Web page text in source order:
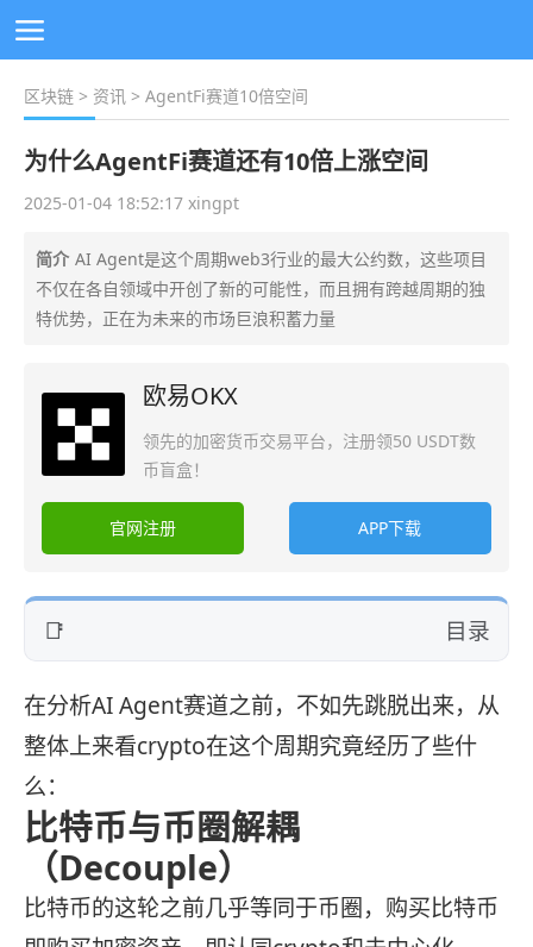
区块链 > 资讯 > AgentFi赛道10倍空间
为什么AgentFi赛道还有10倍上涨空间
2025-01-04 18:52:17 xingpt
简介 AI Agent是这个周期web3行业的最大公约数，这些项目
不仅在各自领域中开创了新的可能性，而且拥有跨越周期的独
特优势，正在为未来的市场巨浪积蓄力量
欧易OKX
领先的加密货币交易平台，注册领50 USDT数
币盲盒！
官网注册 APP下载
目录
在分析AI Agent赛道之前，不如先跳脱出来，从
整体上来看crypto在这个周期究竟经历了些什
么：
比特币与币圈解耦
（Decouple）
比特币的这轮之前几乎等同于币圈，购买比特币